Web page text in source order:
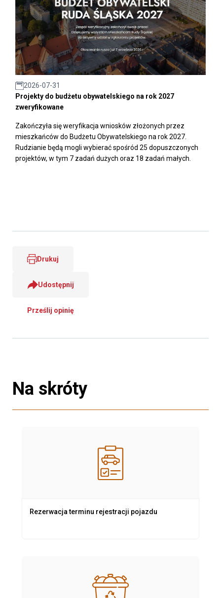
2026-07-31
Projekty do budżetu obywatelskiego na rok 2027
zweryfikowane
Zakończyła się weryfikacja wniosków złożonych przez
mieszkańców do Budżetu Obywatelskiego na rok 2027.
Rudzianie będą mogli wybierać spośród 25 dopuszczonych
projektów, w tym 7 zadań dużych oraz 18 zadań małych.
Drukuj
Udostępnij
Prześlij opinię
Na skróty
Rezerwacja terminu rejestracji pojazdu